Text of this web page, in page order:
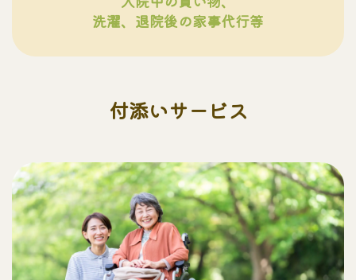
洗濯、退院後の家事代行等
付添いサービス